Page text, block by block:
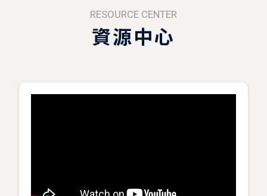
RESOURCE CENTER
資源中心